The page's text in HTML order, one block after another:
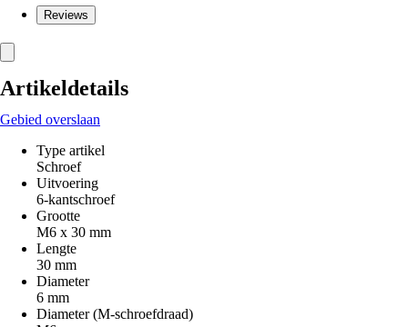
Reviews
Artikeldetails
Gebied overslaan
Type artikel
Schroef
Uitvoering
6-kantschroef
Grootte
M6 x 30 mm
Lengte
30 mm
Diameter
6 mm
Diameter (M-schroefdraad)